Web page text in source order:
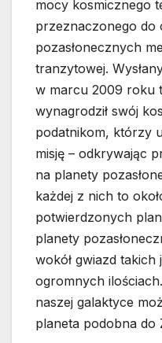
mocy kosmicznego
przeznaczonego do
pozasłonecznych
tranzytowej.
w marcu 2009 roku
wynagrodził swój
podatnikom, którzy
misję – odkrywając
na planety
każdej z nich to
potwierdzonych
planety
wokół gwiazd takich
ogromnych
naszej galaktyce
planeta podobna do